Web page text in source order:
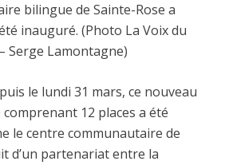
bilingue de Sainte-Rose a
inauguré. (Photo La Voix du
Serge Lamontagne)
le lundi 31 mars, ce nouveau
12 places a été
le centre communautaire de
d’un partenariat entre la